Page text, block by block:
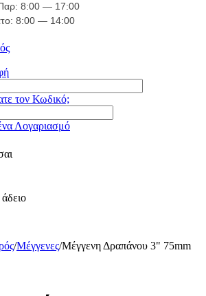
8:00 — 17:00
8:00 — 14:00
τον Κωδικό;
Λογαριασμό
/Μέγγενες/Μέγγενη Δραπάνου 3" 75mm